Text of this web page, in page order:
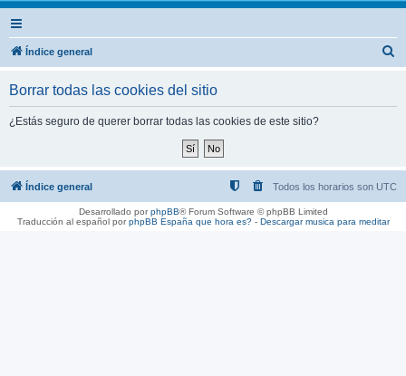
Índice general
Borrar todas las cookies del sitio
¿Estás seguro de querer borrar todas las cookies de este sitio?
Índice general Todos los horarios son UTC
Desarrollado porphpBB® Forum Software © phpBB Limited
Traducción al español porphpBB España que hora es?- Descargar musica para meditar